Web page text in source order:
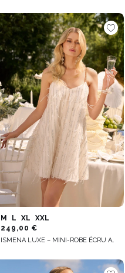
M L XL
XXL
249,00 €
ISMENA LUXE – MINI-ROBE ÉCRU AVEC SEQUINS ET PLUMES